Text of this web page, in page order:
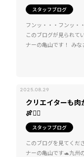
スタッフブログ
フンッ・・・フンッ・
このブログが見られて
ナーの亀山です！ みな
2025.08.29
クリエイターも
🍖❤️‍🔥
スタッフブログ
このブログを見てくだ
ナーの亀山です🐢九州